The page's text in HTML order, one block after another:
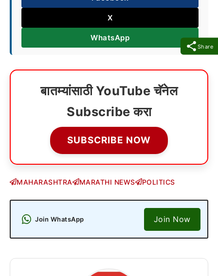
Share
X
WhatsApp
बातम्यांसाठी YouTube चॅनेल
Subscribe करा
SUBSCRIBE NOW
MAHARASHTRA MARATHI NEWS POLITICS
Join WhatsApp Join Now